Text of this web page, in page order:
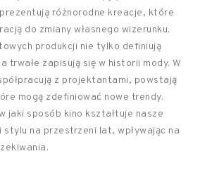
różnorodne kreacje, które
do zmiany własnego wizerunku.
produkcji nie tylko definiują
trwałe zapisują się w historii mody. W
z projektantami, powstają
mogą zdefiniować nowe trendy.
jaki sposób kino kształtuje nasze
na przestrzeni lat, wpływając na